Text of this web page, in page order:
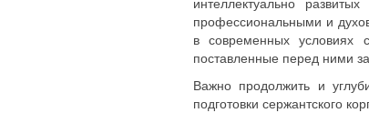
интеллектуально
профессиональными и
в современных условиях
поставленные перед ними
Важно продолжить и
подготовки сержантского